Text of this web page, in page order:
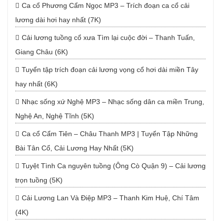
Ca cổ Phương Cẩm Ngọc MP3 – Trích đoạn ca cổ cải
lương dài hơi hay nhất (7K)
Cải lương tuồng cổ xưa Tìm lại cuộc đời – Thanh Tuấn,
Giang Châu (6K)
Tuyển tập trích đoạn cải lương vọng cổ hơi dài miền Tây
hay nhất (6K)
Nhạc sống xứ Nghệ MP3 – Nhạc sống dân ca miền Trung,
Nghệ An, Nghệ Tĩnh (5K)
Ca cổ Cẩm Tiên – Châu Thanh MP3 | Tuyển Tập Những
Bài Tân Cổ, Cải Lương Hay Nhất (5K)
Tuyệt Tình Ca nguyên tuồng (Ông Cò Quận 9) – Cải lương
trọn tuồng (5K)
Cải Lương Lan Và Điệp MP3 – Thanh Kim Huệ, Chí Tâm
(4K)